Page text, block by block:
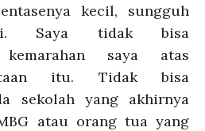
kecil, sungguh
Saya tidak bisa
kemarahan saya atas
itu. Tidak bisa
sekolah yang akhirnya
atau orang tua yang